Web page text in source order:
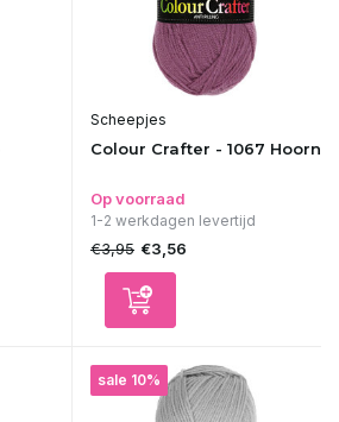
Scheepjes
Colour Crafter - 1067 Hoorn
Op voorraad
1-2 werkdagen levertijd
€3,95 €3,56
sale 10%